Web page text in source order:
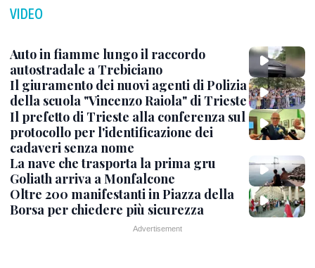
VIDEO
Auto in fiamme lungo il raccordo
autostradale a Trebiciano
Il giuramento dei nuovi agenti di Polizia
della scuola "Vincenzo Raiola" di Trieste
Il prefetto di Trieste alla conferenza sul
protocollo per l'identificazione dei
cadaveri senza nome
La nave che trasporta la prima gru
Goliath arriva a Monfalcone
Oltre 200 manifestanti in Piazza della
Borsa per chiedere più sicurezza